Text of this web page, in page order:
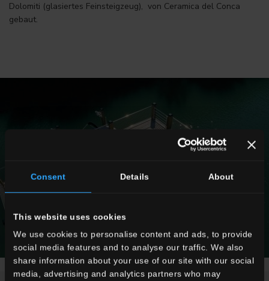
Consent Details About
This website uses cookies
We use cookies to personalise content and ads, to provide
social media features and to analyse our traffic. We also
share information about your use of our site with our social
media, advertising and analytics partners who may
Dolomiti (glasiertes Feinsteigzeug), von Ceramica del Conca
gebaut.